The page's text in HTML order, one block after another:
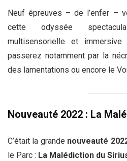
Neuf épreuves – de l’enfer –
cette odyssée
multisensorielle et
passerez notamment par la
des lamentations ou encore le
Nouveauté 2022 : La
C’était la grande nouveauté
le Parc : La Malédiction du